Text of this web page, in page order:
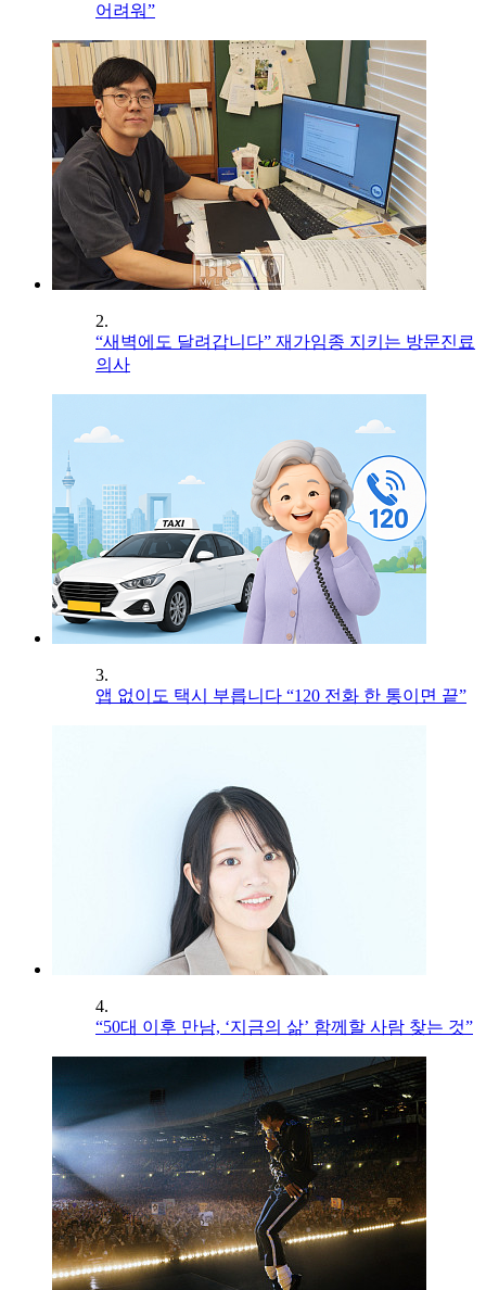
어려워”
2.
“새벽에도 달려갑니다” 재가임종 지키는 방문진료
의사
3.
앱 없이도 택시 부릅니다 “120 전화 한 통이면 끝”
4.
“50대 이후 만남, ‘지금의 삶’ 함께할 사람 찾는 것”